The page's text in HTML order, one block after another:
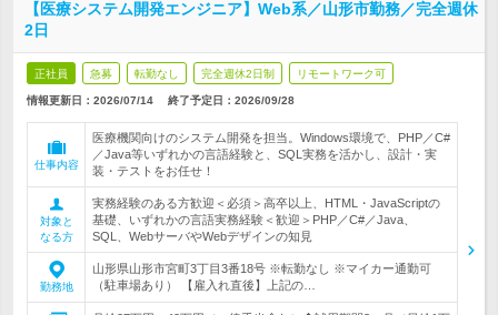
【医療システム開発エンジニア】Web系／山形市勤務／完全週休
2日
正社員 急募 転勤なし 完全週休2日制 リモートワーク可
情報更新日：2026/07/14 終了予定日： 2026/09/28
仕事内容
医療機関向けのシステム開発を担当。Windows環境で、PHP／C#
／Java等いずれかの言語経験と、SQL実務を活かし、設計・実
装・テストをお任せ！
対象と
なる方
実務経験のある方歓迎＜必須＞高卒以上、HTML・JavaScriptの
基礎、いずれかの言語実務経験＜歓迎＞PHP／C#／Java、
SQL、WebサーバやWebデザインの知見
勤務地
山形県山形市宮町3丁目3番18号 ※転勤なし ※マイカー通勤可
（駐車場あり） 【雇入れ直後】上記の…